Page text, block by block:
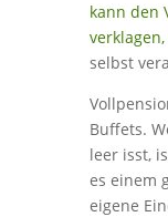
kann den
selbst
Buffets.
leer isst,
es einem
eigene